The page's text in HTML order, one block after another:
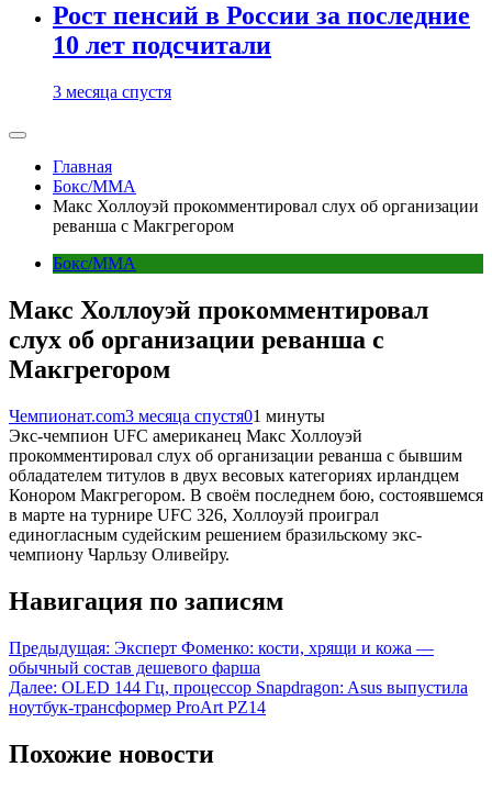
Рост пенсий в России за последние
10 лет подсчитали
3 месяца спустя
Главная
Бокс/MMA
Макс Холлоуэй прокомментировал слух об организации
реванша с Макгрегором
Бокс/MMA
Макс Холлоуэй прокомментировал
слух об организации реванша с
Макгрегором
Чемпионат.com3 месяца спустя01 минуты
Экс-чемпион UFC американец Макс Холлоуэй
прокомментировал слух об организации реванша с бывшим
обладателем титулов в двух весовых категориях ирландцем
Конором Макгрегором. В своём последнем бою, состоявшемся
в марте на турнире UFC 326, Холлоуэй проиграл
единогласным судейским решением бразильскому экс-
чемпиону Чарльзу Оливейру.
Навигация по записям
Предыдущая: Эксперт Фоменко: кости, хрящи и кожа —
обычный состав дешевого фарша
Далее: OLED 144 Гц, процессор Snapdragon: Asus выпустила
ноутбук-трансформер ProArt PZ14
Похожие новости